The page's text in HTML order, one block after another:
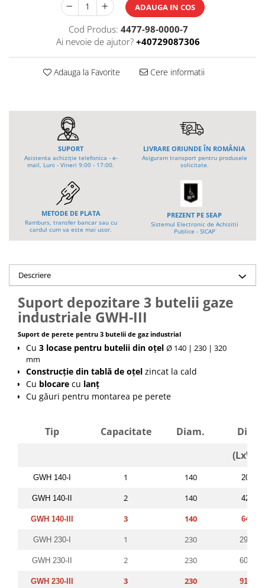
Carucior butoi 200 L
Ulei hidraulic
Ulei pentru compresor
Suport butelii
Automatizarea productiei
Scule
Rezervor mobil motorina
Sudare manuala
Platforme foarfeca
Tip 3S cu basculare pe 3 laturi
Tip BK – basculare prin rulare
Tip SGU - pentru span
Tip RD - cu capac rotund
Tip BKC - de mare capacitate
Tip DUO / TRIO
Tip NK - mecanism foarfeca
Containere stivuibile
Tip BSK - pentru deșeuri
Traverse pentru BSK
Tip SB - cu bază rabatabilă
Translator stivuitor
Prelungitor lame stivuitor CAM
attachments
Atasamente profesionale CAM
Cleste ridicare butoi
Dispozitive ridicare butoaie
ADAUGA IN COS
Cod Produs: 4477-98-0000-7
Ai nevoie de ajutor? +40729087306
Adauga la Favorite Cere informatii
SUPORT
Asistenta achiziție telefonica - e-
mail, Luni - Vineri 9:00 - 17:00.
LIVRARE ORIUNDE ÎN ROMÂNIA
Asiguram transport pentru produsele
solicitate.
METODE DE PLATA
Ramburs, transfer bancar sau cu
cardul cum va este mai usor.
PREZENT PE SEAP
Sistemul Electronic de Achizitii
Publice - SICAP
Descriere
Suport depozitare 3 butelii gaze
industriale GWH-III
Suport de perete pentru 3 butelii de gaz industrial
Cu 3 locase pentru butelii din oțel Ø 140 | 230 | 320
mm
Construcție din tablă de oțelzincat la cald
Cu blocarecu lanț
Cu găuri pentru montarea pe perete
Tip Capacitate Diam.
GWH 140-I 1 140 200 x
GWH 140-II 2 140 420 x
GWH 140-III 3 140 640 x
GWH 230-I 1 230 290 x
GWH 230-II 2 230 600 x
GWH 230-III 3 230 910 x